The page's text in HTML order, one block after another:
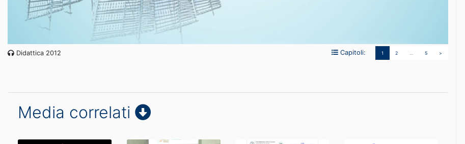
Didattica 2012 Capitoli: 1 2 5 >
Media correlati